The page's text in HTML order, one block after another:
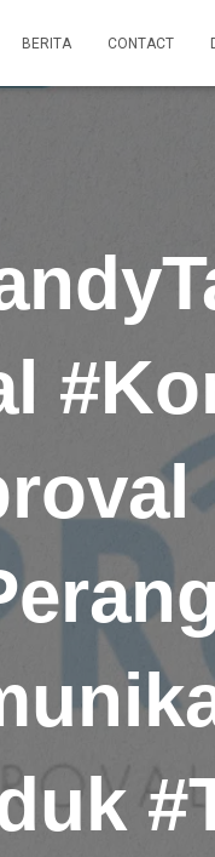
BERITA CONTACT